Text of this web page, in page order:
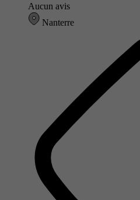
Aucun avis
Nanterre